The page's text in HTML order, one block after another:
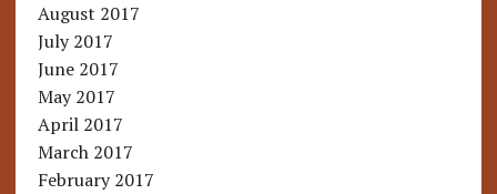
August 2017
July 2017
June 2017
May 2017
April 2017
March 2017
February 2017